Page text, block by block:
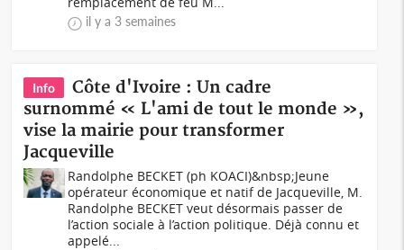
il y a 3 semaines
Info
Côte d'Ivoire : Un cadre
surnommé « L'ami de tout le monde »,
vise la mairie pour transformer
Jacqueville
Randolphe BECKET (ph KOACI)&nbsp;Jeune
opérateur économique et natif de Jacqueville, M.
Randolphe BECKET veut désormais passer de
l’action sociale à l’action politique. Déjà connu et
appelé...